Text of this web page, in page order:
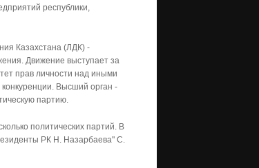
республики,
Казахстана (ЛДК) -
Движение выступает за
прав личности над иными
Высший орган -
партию.
политических партий. В
РК Н. Назарбаева" С.